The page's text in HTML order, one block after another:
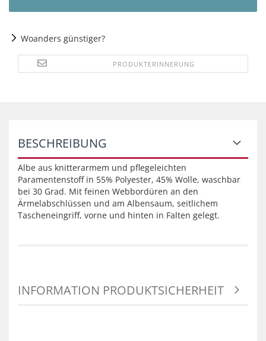
Woanders günstiger?
PRODUKTERINNERUNG
BESCHREIBUNG
Albe aus knitterarmem und pflegeleichten
Paramentenstoff in 55% Polyester, 45% Wolle, waschbar
bei 30 Grad. Mit feinen Webbordüren an den
Ärmelabschlüssen und am Albensaum, seitlichem
Tascheneingriff, vorne und hinten in Falten gelegt.
INFORMATION PRODUKTSICHERHEIT